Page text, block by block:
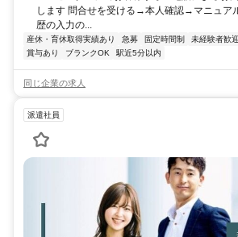
します 問合せを受ける→本人確認→マニュア
歴の入力の...
産休・育休取得実績あり 急募 固定時間制 未経験者歓迎
賞与あり
ブランクOK 駅近5分以内
同じ企業の求人
派遣社員